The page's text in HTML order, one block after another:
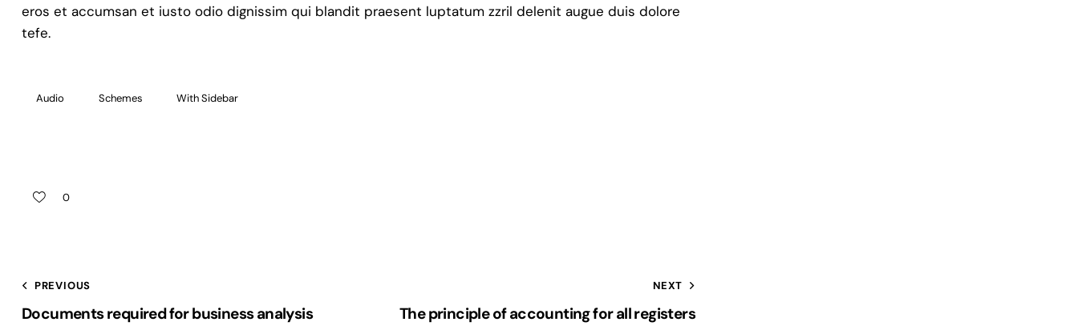
eros et accumsan et iusto odio dignissim qui blandit praesent luptatum zzril delenit augue duis dolore
tefe.
Audio Schemes With Sidebar
0
PREVIOUS
Documents required for business analysis
NEXT
The principle of accounting for all registers